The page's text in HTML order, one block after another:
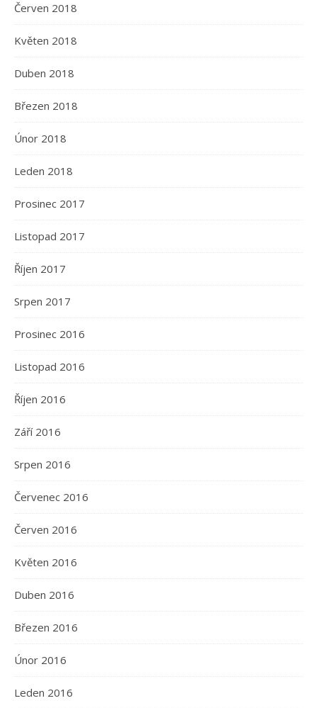
Červen 2018
Květen 2018
Duben 2018
Březen 2018
Únor 2018
Leden 2018
Prosinec 2017
Listopad 2017
Říjen 2017
Srpen 2017
Prosinec 2016
Listopad 2016
Říjen 2016
Září 2016
Srpen 2016
Červenec 2016
Červen 2016
Květen 2016
Duben 2016
Březen 2016
Únor 2016
Leden 2016